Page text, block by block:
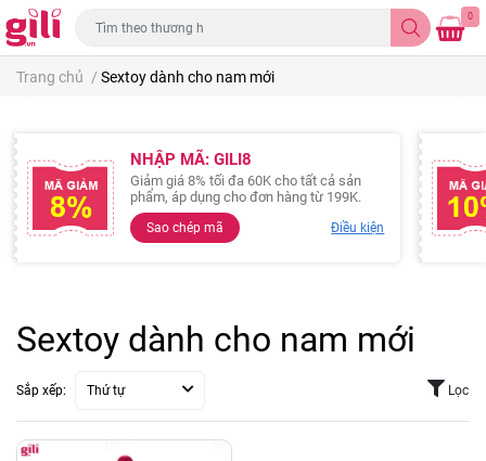
0
Trang chủ / Sextoy dành cho nam mới
NHẬP MÃ: GILI8
Giảm giá 8% tối đa 60K cho tất cả sản
phẩm, áp dụng cho đơn hàng từ 199K.
Sao chép mã Điều kiện
Sextoy dành cho nam mới
Sắp xếp: Thứ tự Lọc